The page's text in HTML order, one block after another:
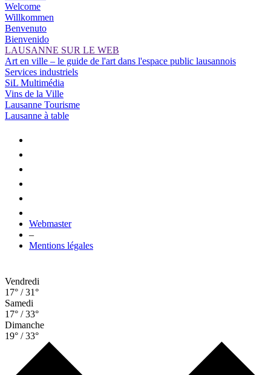
Welcome
Willkommen
Benvenuto
Bienvenido
LAUSANNE SUR LE WEB
Art en ville – le guide de l'art dans l'espace public lausannois
Services industriels
SiL Multimédia
Vins de la Ville
Lausanne Tourisme
Lausanne à table
Webmaster
–
Mentions légales
Vendredi
17° / 31°
Samedi
17° / 33°
Dimanche
19° / 33°